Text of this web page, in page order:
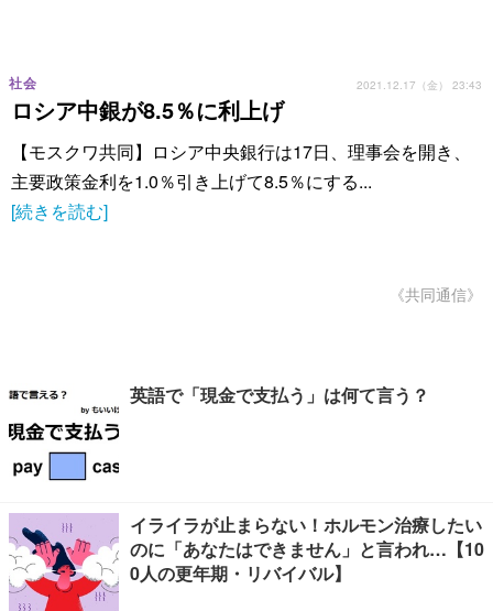
ロシア中銀が8.5％に利上げ
社会 2021.12.17（金） 23:43
【モスクワ共同】ロシア中央銀行は17日、理事会を開き、
主要政策金利を1.0％引き上げて8.5％にする...
[続きを読む]
《共同通信》
英語で「現金で支払う」は何て言う？
イライラが止まらない！ホルモン治療したい
のに「あなたはできません」と言われ…【10
0人の更年期・リバイバル】